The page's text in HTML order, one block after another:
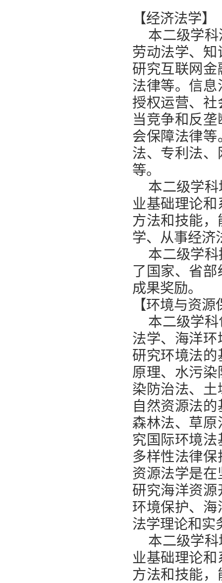
【经济法学】
本二级学
劳动法学、
研究互联网
法律等。信
授权运营、
当竞争和反
会保障法律
法、专利法
等。
本二级学
业基础理论
方法和技能
学、从事经济
本二级学
了国家、省
成果奖励。
【环境与资
本二级学
法学、海洋
研究环境法
原理、水污
染防治法、
自然资源法
森林法、草
究国际环境
多样性法律
资源法学是
研究海洋资
环境保护、
法学理论和实
本二级学
业基础理论
方法和技能